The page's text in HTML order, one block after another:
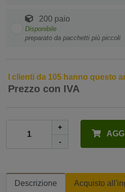
200 paio
Disponibile
preparato da pacchetti più piccoli
I clienti da 105 hanno questo
Prezzo con IVA
+
-
Descrizione Acquisto